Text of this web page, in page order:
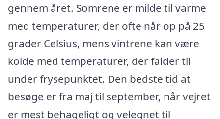
gennem året. Somrene er milde til varme
med temperaturer, der ofte når op på 25
grader Celsius, mens vintrene kan være
kolde med temperaturer, der falder til
under frysepunktet. Den bedste tid at
besøge er fra maj til september, når vejret
er mest behageligt og velegnet til